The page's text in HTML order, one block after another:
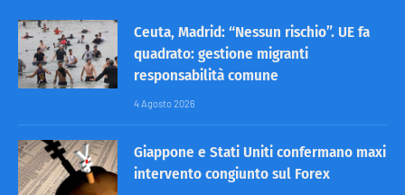
Ceuta, Madrid: “Nessun rischio”. UE fa
quadrato: gestione migranti
responsabilità comune
4 Agosto 2026
Giappone e Stati Uniti confermano maxi
intervento congiunto sul Forex